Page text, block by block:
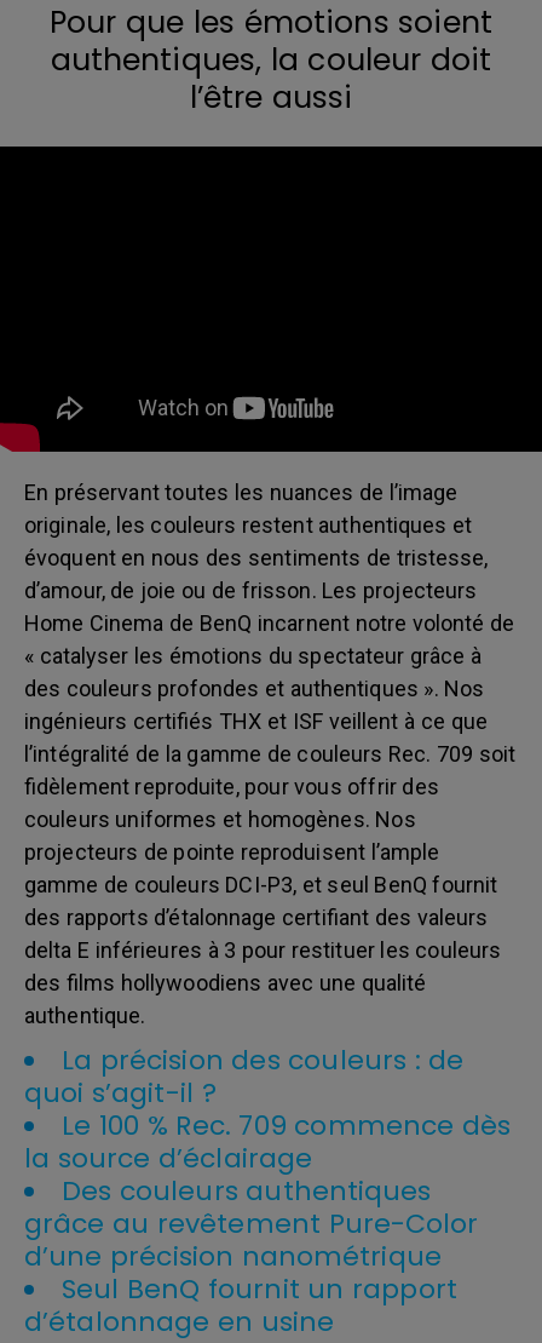
Pour que les émotions soient
authentiques, la couleur doit
l’être aussi
En préservant toutes les nuances de l’image
originale, les couleurs restent authentiques et
évoquent en nous des sentiments de tristesse,
d’amour, de joie ou de frisson. Les projecteurs
Home Cinema de BenQ incarnent notre volonté de
« catalyser les émotions du spectateur grâce à
des couleurs profondes et authentiques ». Nos
ingénieurs certifiés THX et ISF veillent à ce que
l’intégralité de la gamme de couleurs Rec. 709 soit
fidèlement reproduite, pour vous offrir des
couleurs uniformes et homogènes. Nos
projecteurs de pointe reproduisent l’ample
gamme de couleurs DCI-P3, et seul BenQ fournit
des rapports d’étalonnage certifiant des valeurs
delta E inférieures à 3 pour restituer les couleurs
des films hollywoodiens avec une qualité
authentique.
La précision des couleurs : de
quoi s’agit-il ?
Le 100 % Rec. 709 commence dès
la source d’éclairage
Des couleurs authentiques
grâce au revêtement Pure-Color
d’une précision nanométrique
Seul BenQ fournit un rapport
d’étalonnage en usine